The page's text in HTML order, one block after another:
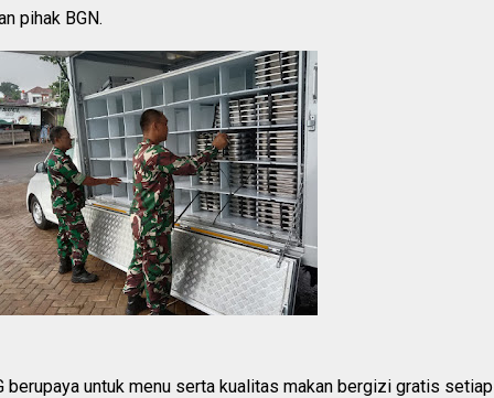
pihak BGN.
berupaya untuk menu serta kualitas makan bergizi gratis setiap